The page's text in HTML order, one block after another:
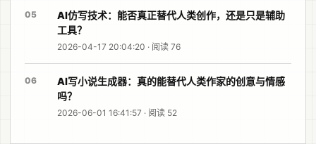
05
AI仿写技术：能否真正替代人类创作，还是只是辅助
工具？
2026-04-17 20:04:20 · 阅读 76
06
AI写小说生成器：真的能替代人类作家的创意与情感
吗？
2026-06-01 16:41:57 · 阅读 52